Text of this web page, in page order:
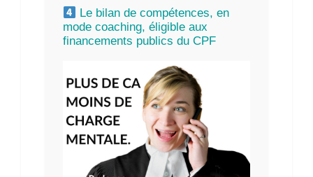
Le bilan de compétences, en
mode coaching, éligible aux
financements publics du CPF